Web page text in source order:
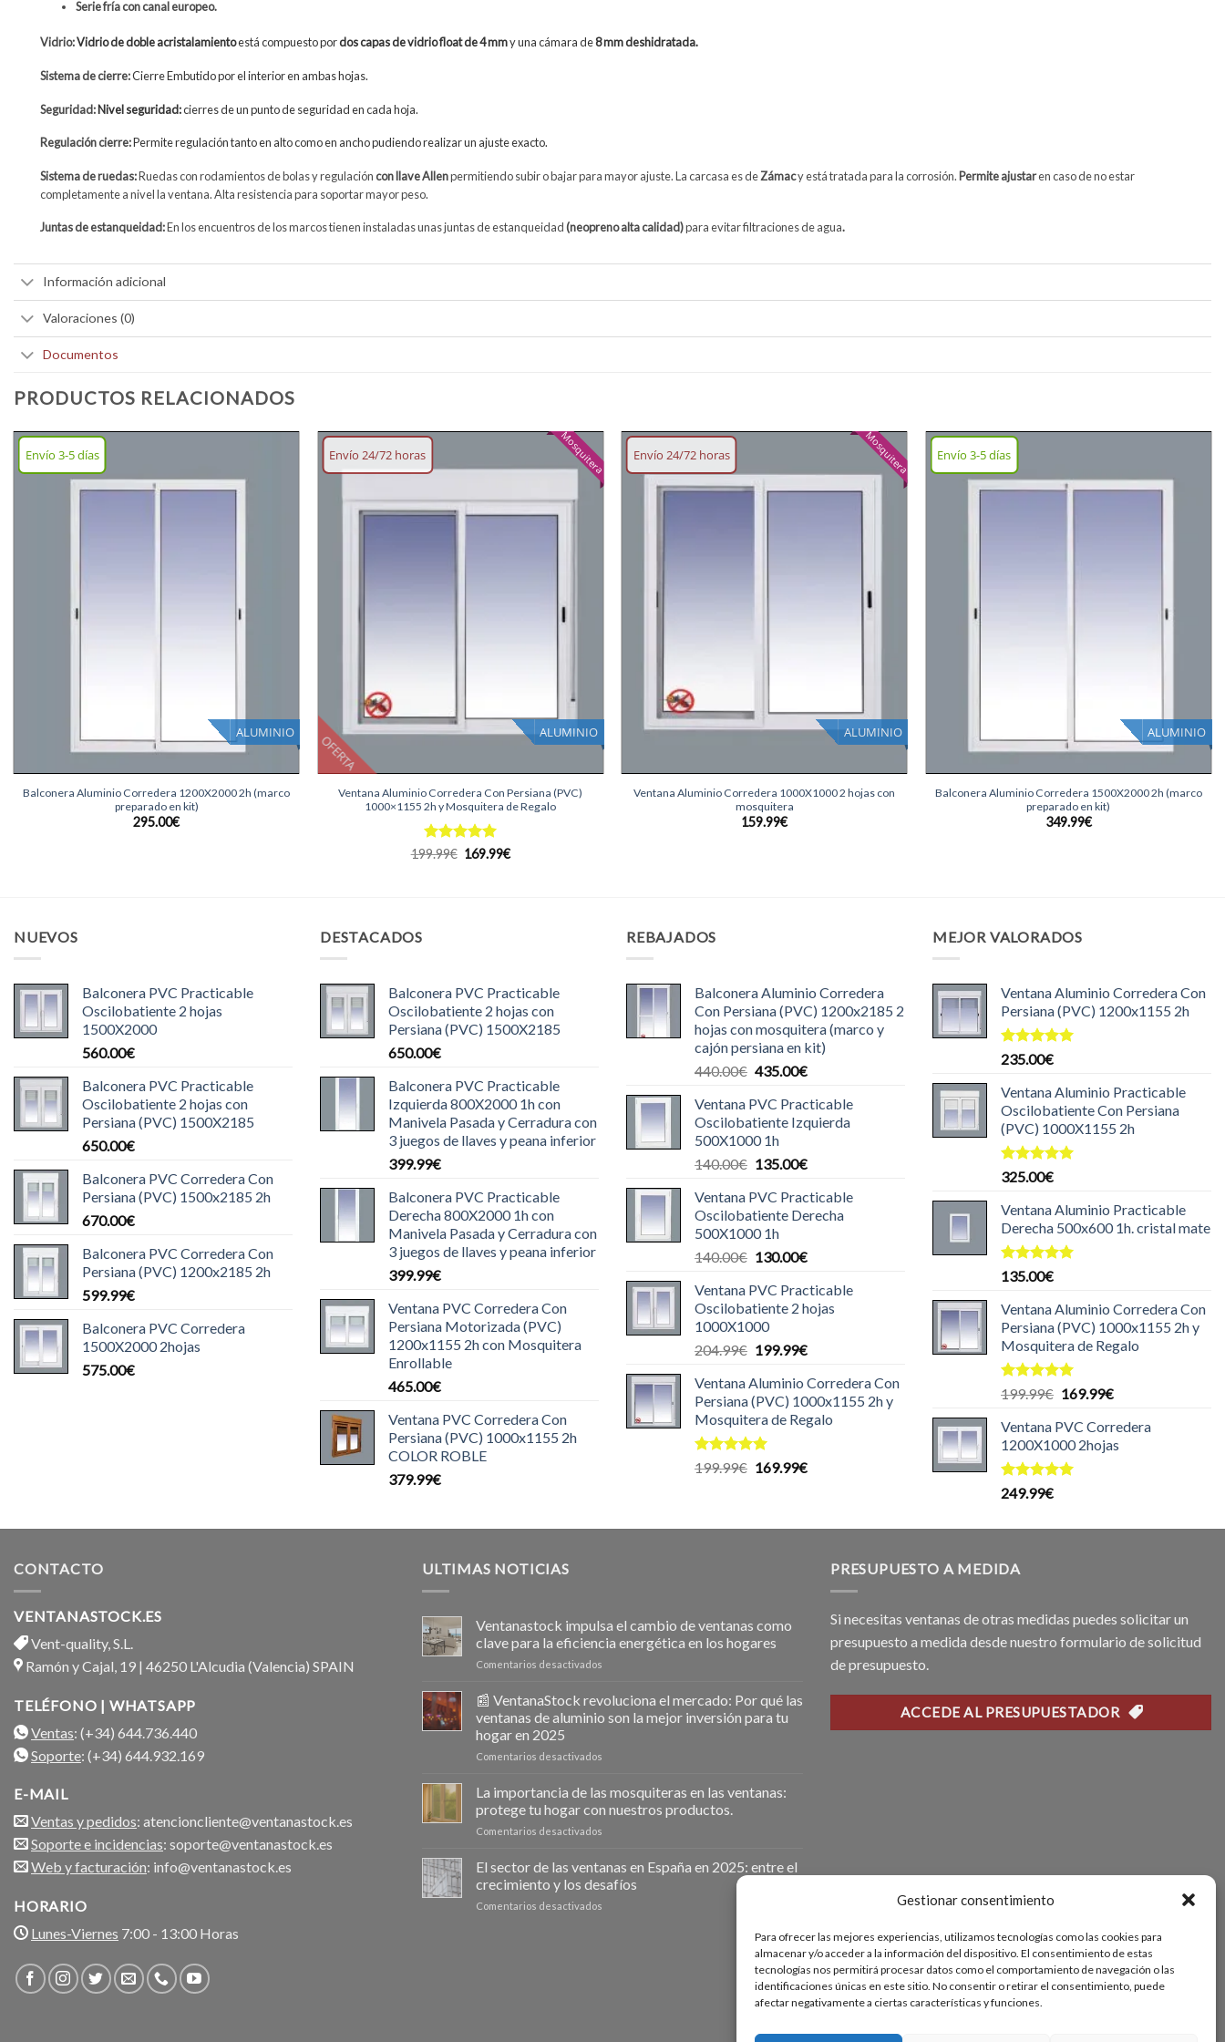
Gestionar consentimiento
Para ofrecer las mejores experiencias, utilizamos tecnologías como las cookies para
almacenar y/o acceder a la información del dispositivo. El consentimiento de estas
tecnologías nos permitirá procesar datos como el comportamiento de navegación o las
identificaciones únicas en este sitio. No consentir o retirar el consentimiento, puede
afectar negativamente a ciertas características y funciones.
Serie fría con canal europeo.
Vidrio:Vidrio de doble acristalamientoestá compuesto pordos capas de vidrio float de 4 mmy una cámara de8 mm deshidratada.
Sistema de cierre:Cierre Embutido por el interior en ambas hojas.
Seguridad:Nivel seguridad:cierres de un punto de seguridad en cada hoja.
Regulación cierre:Permite regulación tanto en alto como en ancho pudiendo realizar un ajuste exacto.
Sistema de ruedas:Ruedas con rodamientos de bolas y regulación con llave Allenpermitiendo subir o bajar para mayor ajuste. La carcasa es deZámacy está tratada para la corrosión. Permite ajustaren caso de no estar
completamente a nivel la ventana. Alta resistencia para soportar mayor peso.
Juntas de estanqueidad:En los encuentros de los marcos tienen instaladas unas juntas de estanqueidad(neopreno alta calidad)para evitar filtraciones de agua.
Información adicional
Valoraciones (0)
Documentos
PRODUCTOS RELACIONADOS
Envío 3-5 días
ALUMINIO
Balconera Aluminio Corredera 1200X2000 2h (marco
preparado en kit)
295.00€
OFERTA
Envío 24/72 horas
ALUMINIO
Mosquitera
deseos
+
Ventana Aluminio Corredera Con Persiana (PVC)
1000×1155 2h y Mosquitera de Regalo
Valorado
199.99€ El
169.99€El
Envío 24/72 horas
ALUMINIO
Mosquitera
Añadir
Ventana Aluminio Corredera 1000X1000 2 hojas con
mosquitera
159.99€
Envío 3-5 días
ALUMINIO
Añadir
Balconera Aluminio Corredera 1500X2000 2h (marco
preparado en kit)
349.99€
NUEVOS
Balconera PVC Practicable
Oscilobatiente 2 hojas
1500X2000
560.00€
Balconera PVC Practicable
Oscilobatiente 2 hojas con
Persiana (PVC) 1500X2185
650.00€
Balconera PVC Corredera Con
Persiana (PVC) 1500x2185 2h
670.00€
Balconera PVC Corredera Con
Persiana (PVC) 1200x2185 2h
599.99€
Balconera PVC Corredera
1500X2000 2hojas
575.00€
DESTACADOS
Balconera PVC Practicable
Oscilobatiente 2 hojas con
Persiana (PVC) 1500X2185
650.00€
Balconera PVC Practicable
Izquierda 800X2000 1h con
Manivela Pasada y Cerradura con
3 juegos de llaves y peana inferior
399.99€
Balconera PVC Practicable
Derecha 800X2000 1h con
Manivela Pasada y Cerradura con
3 juegos de llaves y peana inferior
399.99€
Ventana PVC Corredera Con
Persiana Motorizada (PVC)
1200x1155 2h con Mosquitera
Enrollable
465.00€
Ventana PVC Corredera Con
Persiana (PVC) 1000x1155 2h
COLOR ROBLE
379.99€
REBAJADOS
Balconera Aluminio Corredera
Con Persiana (PVC) 1200x2185 2
hojas con mosquitera (marco y
cajón persiana en kit)
440.00€ El
original
era:
440.00€.
435.00€El
actual
es:
Ventana PVC Practicable
Oscilobatiente Izquierda
500X1000 1h
140.00€ El
original
era:
140.00€.
135.00€El
actual
es:
Ventana PVC Practicable
Oscilobatiente Derecha
500X1000 1h
140.00€ El
original
era:
140.00€.
130.00€El
actual
es:
Ventana PVC Practicable
Oscilobatiente 2 hojas
1000X1000
204.99€ El
original
era:
204.99€.
199.99€El
actual
es:
199.99€.
Ventana Aluminio Corredera Con
Persiana (PVC) 1000x1155 2h y
Mosquitera de Regalo
Valorado
199.99€ El
169.99€El
MEJOR VALORADOS
Ventana Aluminio Corredera Con
Persiana (PVC) 1200x1155 2h
Valorado
de 5
235.00€
Ventana Aluminio Practicable
Oscilobatiente Con Persiana
(PVC) 1000X1155 2h
Valorado
de 5
325.00€
Ventana Aluminio Practicable
Derecha 500x600 1h. cristal mate
Valorado
de 5
135.00€
Ventana Aluminio Corredera Con
Persiana (PVC) 1000x1155 2h y
Mosquitera de Regalo
Valorado
de 5
199.99€ El
original
era:
199.99€.
169.99€El
actual
es:
Ventana PVC Corredera
1200X1000 2hojas
Valorado
249.99€
CONTACTO
VENTANASTOCK.ES
Vent-quality, S.L.
Ramón y Cajal, 19 | 46250 L'Alcudia (Valencia) SPAIN
TELÉFONO | WHATSAPP
Ventas: (+34) 644.736.440
Soporte: (+34) 644.932.169
E-MAIL
Ventas y pedidos: atencioncliente@ventanastock.es
Soporte e incidencias: soporte@ventanastock.es
Web y facturación: info@ventanastock.es
HORARIO
Lunes-Viernes 7:00 - 13:00 Horas
ULTIMAS NOTICIAS
Ventanastock impulsa el cambio de ventanas como
clave para la eficiencia energética en los hogares
Comentarios desactivados
impulsa
el
cambio
la
en
los
📰 VentanaStock revoluciona el mercado: Por qué las
ventanas de aluminio son la mejor inversión para tu
hogar en 2025
Comentarios desactivados
VentanaStock
revoluciona
el
qué
las
La importancia de las mosquiteras en las ventanas:
protege tu hogar con nuestros productos.
Comentarios desactivados
importancia
de
las
El sector de las ventanas en España en 2025: entre el
crecimiento y los desafíos
Comentarios desactivados
PRESUPUESTO A MEDIDA
Si necesitas ventanas de otras medidas puedes solicitar un
presupuesto a medida desde nuestro formulario de solicitud
de presupuesto.
ACCEDE AL PRESUPUESTADOR